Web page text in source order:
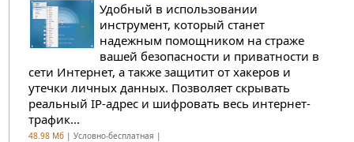
Удобный в использовании
инструмент, который станет
надежным помощником на страже
вашей безопасности и приватности в
сети Интернет, а также защитит от хакеров и
утечки личных данных. Позволяет скрывать
реальный IP-адрес и шифровать весь интернет-
трафик...
48.98 Мб| Условно-бесплатная |